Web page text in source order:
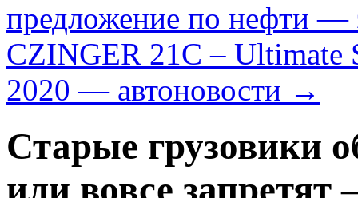
предложение по нефти —
CZINGER 21C – Ultimate
2020 — автоновости →
Старые грузовики
или вовсе запретят